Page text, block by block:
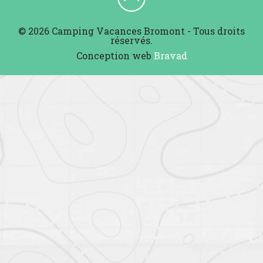
© 2026 Camping Vacances Bromont - Tous droits
réservés.
Conception web Bravad